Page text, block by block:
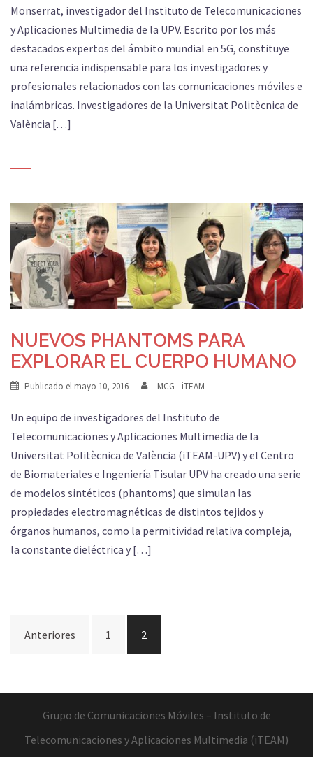
Monserrat, investigador del Instituto de Telecomunicaciones
y Aplicaciones Multimedia de la UPV. Escrito por los más
destacados expertos del ámbito mundial en 5G, constituye
una referencia indispensable para los investigadores y
profesionales relacionados con las comunicaciones móviles e
inalámbricas. Investigadores de la Universitat Politècnica de
València […]
NUEVOS PHANTOMS PARA
EXPLORAR EL CUERPO HUMANO
Publicado el mayo 10, 2016 MCG - iTEAM
Un equipo de investigadores del Instituto de
Telecomunicaciones y Aplicaciones Multimedia de la
Universitat Politècnica de València (iTEAM-UPV) y el Centro
de Biomateriales e Ingeniería Tisular UPV ha creado una serie
de modelos sintéticos (phantoms) que simulan las
propiedades electromagnéticas de distintos tejidos y
órganos humanos, como la permitividad relativa compleja,
la constante dieléctrica y […]
Navegación
Anteriores 1 2
Grupo de Comunicaciones Móviles – Instituto de
Telecomunicaciones y Aplicaciones Multimedia (iTEAM)